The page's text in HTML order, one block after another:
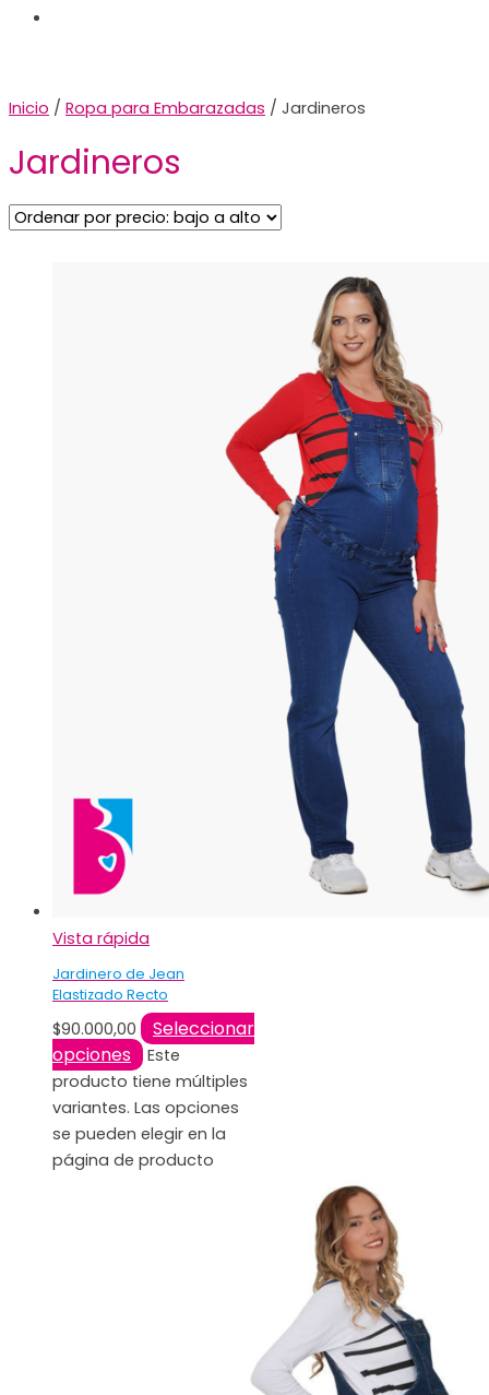
Inicio / Ropa para Embarazadas / Jardineros
Jardineros
Vista rápida
Jardinero de Jean
Elastizado Recto
$90.000,00
Seleccionar
opciones
Este
producto tiene múltiples
variantes. Las opciones
se pueden elegir en la
página de producto